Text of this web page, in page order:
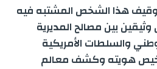
هذا الشخص المشتبه فيه
بين مصالح المديرية
والسلطات الأمريكية
هويته وكشف معالم